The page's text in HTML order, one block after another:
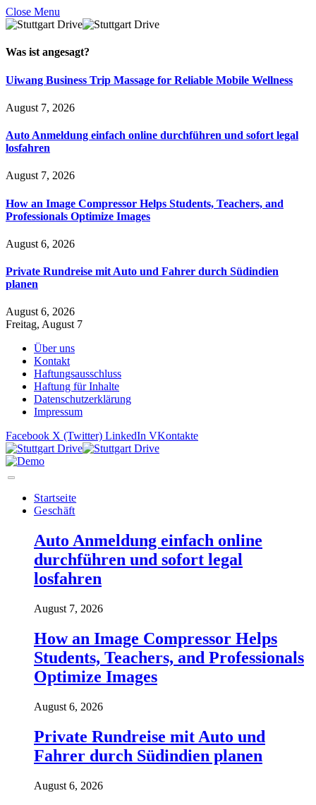
Close Menu
Was ist angesagt?
Uiwang Business Trip Massage for Reliable Mobile Wellness
August 7, 2026
Auto Anmeldung einfach online durchführen und sofort legal
losfahren
August 7, 2026
How an Image Compressor Helps Students, Teachers, and
Professionals Optimize Images
August 6, 2026
Private Rundreise mit Auto und Fahrer durch Südindien
planen
August 6, 2026
Freitag, August 7
Über uns
Kontakt
Haftungsausschluss
Haftung für Inhalte
Datenschutzerklärung
Impressum
Facebook X (Twitter) LinkedIn VKontakte
Startseite
Geschäft
Auto Anmeldung einfach online
durchführen und sofort legal
losfahren
August 7, 2026
How an Image Compressor Helps
Students, Teachers, and Professionals
Optimize Images
August 6, 2026
Private Rundreise mit Auto und
Fahrer durch Südindien planen
August 6, 2026